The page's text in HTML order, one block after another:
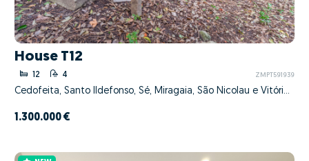
House T12
12 4 ZMPT591939
Cedofeita, Santo Ildefonso, Sé, Miragaia, São Nicolau e Vitória, Porto, Porto
1.300.000 €